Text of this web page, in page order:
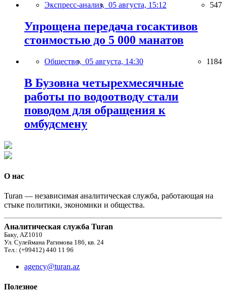
Экспресс-анализ, 05 августа, 15:12 547
Упрощена передача госактивов
стоимостью до 5 000 манатов
Общество, 05 августа, 14:30 1184
В Бузовна четырехмесячные
работы по водоотводу стали
поводом для обращения к
омбудсмену
О нас
Turan — независимая аналитическая служба, работающая на
стыке политики, экономики и общества.
Аналитическая служба Turan
Баку, AZ1010
Ул. Сулеймана Рагимова 186, кв. 24
Тел.: (+99412) 440 11 96
agency@turan.az
Полезное